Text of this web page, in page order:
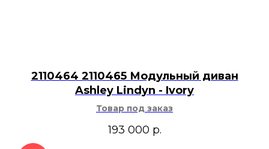
2110464 2110465 Модульный диван
Ashley Lindyn - Ivory
Товар под заказ
193 000 р.